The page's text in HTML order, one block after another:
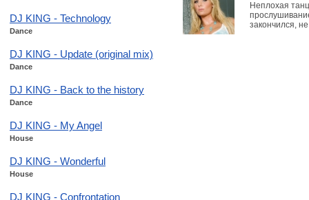
DJ KING - Technology
Dance
DJ KING - Update (original mix)
Dance
DJ KING - Back to the history
Dance
DJ KING - My Angel
House
DJ KING - Wonderful
House
DJ KING - Confrontation
Неплохая
закончился,